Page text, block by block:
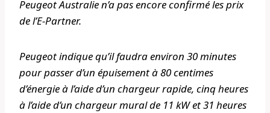
Peugeot Australie n’a pas encore confirmé les prix
de l’E-Partner.
Peugeot indique qu’il faudra environ 30 minutes
pour passer d’un épuisement à 80 centimes
d’énergie à l’aide d’un chargeur rapide, cinq heures
à l’aide d’un chargeur mural de 11 kW et 31 heures